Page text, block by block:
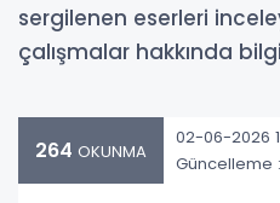
sergilenen eserleri
çalışmalar hakkında
264 OKUNMA
02-06-2026
Güncelleme